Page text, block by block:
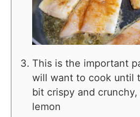
This is the important
will want to cook until
bit crispy and
lemon